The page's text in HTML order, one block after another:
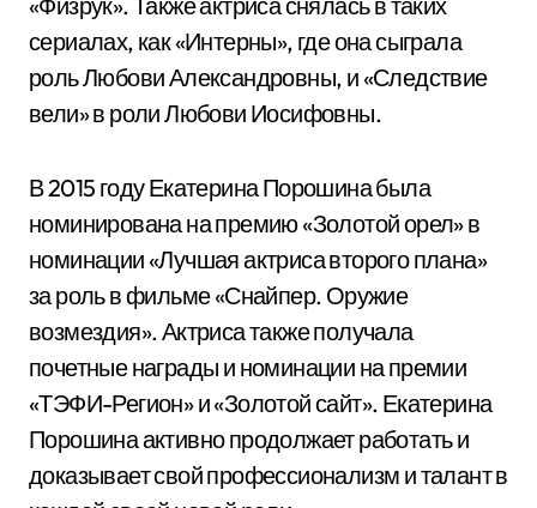
сериалах, как «Интерны», где она сыграла
роль Любови Александровны, и «Следствие
вели» в роли Любови Иосифовны.
В 2015 году Екатерина Порошина была
номинирована на премию «Золотой орел» в
номинации «Лучшая актриса второго плана»
за роль в фильме «Снайпер. Оружие
возмездия». Актриса также получала
почетные награды и номинации на премии
«ТЭФИ-Регион» и «Золотой сайт». Екатерина
Порошина активно продолжает работать и
доказывает свой профессионализм и талант в